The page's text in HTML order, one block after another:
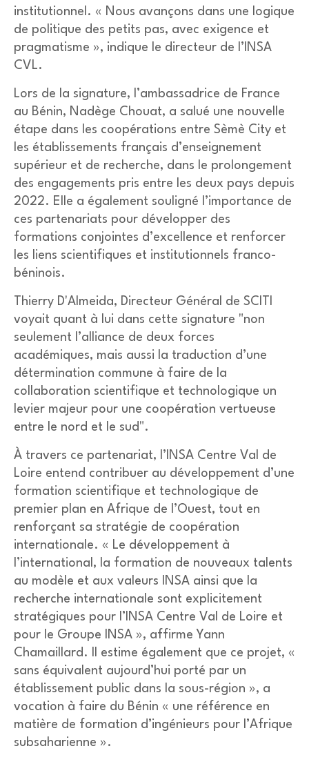
institutionnel. « Nous avançons dans une logique
de politique des petits pas, avec exigence et
pragmatisme », indique le directeur de l’INSA
CVL.
Lors de la signature, l’ambassadrice de France
au Bénin, Nadège Chouat, a salué une nouvelle
étape dans les coopérations entre Sèmè City et
les établissements français d’enseignement
supérieur et de recherche, dans le prolongement
des engagements pris entre les deux pays depuis
2022. Elle a également souligné l’importance de
ces partenariats pour développer des
formations conjointes d’excellence et renforcer
les liens scientifiques et institutionnels franco-
béninois.
Thierry D'Almeida, Directeur Général de SCITI
voyait quant à lui dans cette signature "non
seulement l’alliance de deux forces
académiques, mais aussi la traduction d’une
détermination commune à faire de la
collaboration scientifique et technologique un
levier majeur pour une coopération vertueuse
entre le nord et le sud".
À travers ce partenariat, l’INSA Centre Val de
Loire entend contribuer au développement d’une
formation scientifique et technologique de
premier plan en Afrique de l’Ouest, tout en
renforçant sa stratégie de coopération
internationale. « Le développement à
l’international, la formation de nouveaux talents
au modèle et aux valeurs INSA ainsi que la
recherche internationale sont explicitement
stratégiques pour l’INSA Centre Val de Loire et
pour le Groupe INSA », affirme Yann
Chamaillard. Il estime également que ce projet, «
sans équivalent aujourd’hui porté par un
établissement public dans la sous-région », a
vocation à faire du Bénin « une référence en
matière de formation d’ingénieurs pour l’Afrique
subsaharienne ».